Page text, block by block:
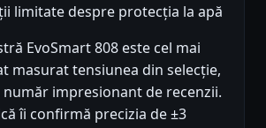
limitate despre protecția la apă
EvoSmart 808 este cel mai
masurat tensiunea din selecție,
impresionant de recenzii.
îi confirmă precizia de ±3